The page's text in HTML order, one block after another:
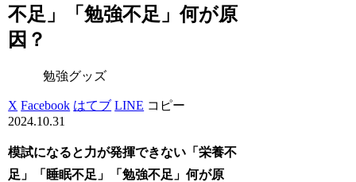
不足」「勉強不足」何が原
因？
勉強グッズ
X Facebook はてブ LINE コピー
2024.10.31
模試になると力が発揮できない「栄養不
足」「睡眠不足」「勉強不足」何が原